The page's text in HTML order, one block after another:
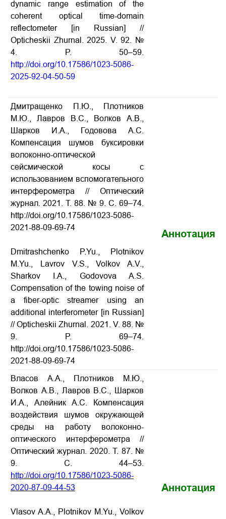
dynamic range estimation of the
coherent optical time-domain
reflectometer [in Russian] //
Opticheskii Zhurnal. 2025. V. 92. №
4. P. 50–59.
http://doi.org/10.17586/1023-5086-
2025-92-04-50-59
Дмитращенко П.Ю., Плотников
М.Ю., Лавров В.С., Волков А.В.,
Шарков И.А., Годовова А.С.
Компенсация шумов буксировки
волоконно-оптической
сейсмической косы с
использованием вспомогательного
интерферометра // Оптический
журнал. 2021. Т. 88. № 9. С. 69–74.
http://doi.org/10.17586/1023-5086-
2021-88-09-69-74
Dmitrashchenko P.Yu., Plotnikov
M.Yu., Lavrov V.S., Volkov A.V.,
Sharkov I.A., Godovova A.S.
Compensation of the towing noise of
a fiber-optic streamer using an
additional interferometer [in Russian]
// Opticheskii Zhurnal. 2021. V. 88. №
9. P. 69–74.
http://doi.org/10.17586/1023-5086-
2021-88-09-69-74
Аннотация
Власов А.А., Плотников М.Ю.,
Волков А.В., Лавров В.С., Шарков
И.А., Алейник А.С. Компенсация
воздействия шумов окружающей
среды на работу волоконно-
оптического интерферометра //
Оптический журнал. 2020. Т. 87. №
9. С. 44–53.
http://doi.org/10.17586/1023-5086-
2020-87-09-44-53
Vlasov A.A., Plotnikov M.Yu., Volkov
Аннотация